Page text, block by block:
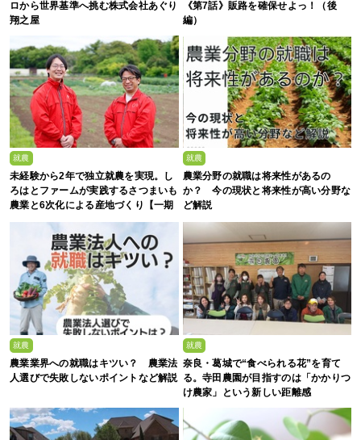
ロから世界基準へ挑む株式会社あぐり
翔之屋
《第7話》販路を確保せよっ！（後
編）
就農
未経験から2年で独立就農を実現。し
ろはとファームが実践するさつまいも
農業と6次化による産地づくり【一期
生募集】
就農
農業分野の就職は将来性があるの
か？ 今の現状と将来性が高い分野な
ど解説
就農
農業業界への就職はキツい？ 農業法
人選びで失敗しないポイントなど解説
就農
奈良・葛城で“食べられる花”を育て
る。寺田農園が目指すのは「かかりつ
け農家」という新しい距離感